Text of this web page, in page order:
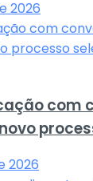
2026
com
2026